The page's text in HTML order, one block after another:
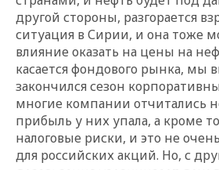
другой стороны, разгорается
ситуация в Сирии, и она тоже
влияние оказать на цены на
касается фондового рынка, мы
закончился сезон
многие компании отчитались
прибыль у них упала, а кроме
налоговые риски, и это не
для российских акций. Но, с